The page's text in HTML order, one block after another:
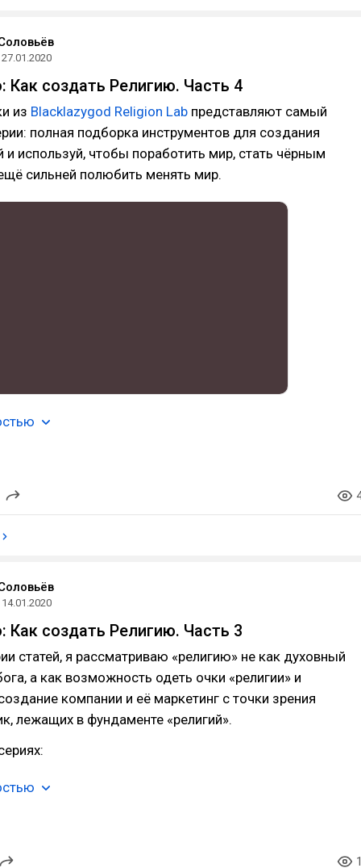
27.01.2020
Как создать Религию. Часть 4
из Blacklazygod Religion Lab представляют самый
полная подборка инструментов для создания
и используй, чтобы поработить мир, стать чёрным
сильней полюбить менять мир.
14.01.2020
Как создать Религию. Часть 3
статей, я рассматриваю «религию» не как духовный
а как возможность одеть очки «религии» и
компании и её маркетинг с точки зрения
лежащих в фундаменте «религий».